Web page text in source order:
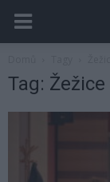
Tag: Žežice